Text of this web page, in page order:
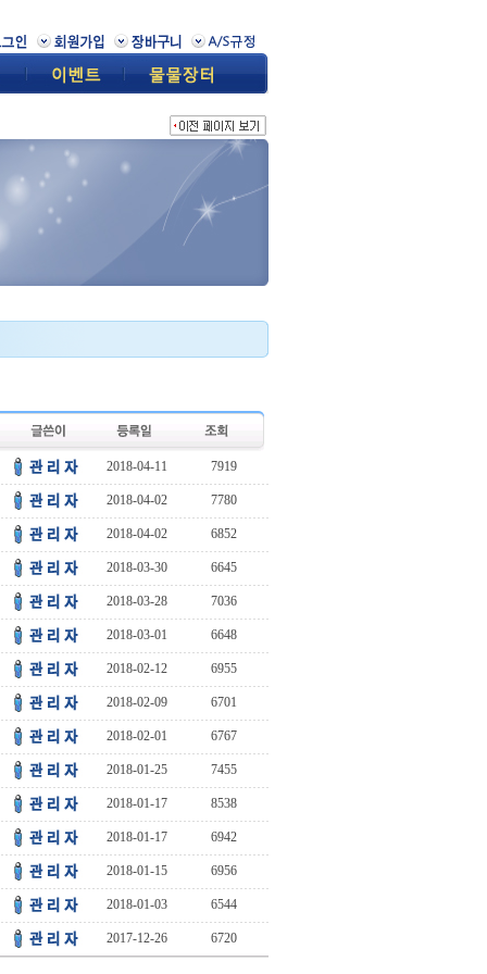
2018-04-11 7919
2018-04-02 7780
2018-04-02 6852
2018-03-30 6645
2018-03-28 7036
2018-03-01 6648
2018-02-12 6955
2018-02-09 6701
2018-02-01 6767
2018-01-25 7455
2018-01-17 8538
2018-01-17 6942
2018-01-15 6956
2018-01-03 6544
2017-12-26 6720